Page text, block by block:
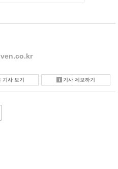
기사 보기 기사 제보하기